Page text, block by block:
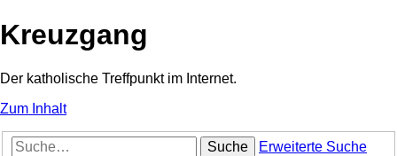
Kreuzgang
Der katholische Treffpunkt im Internet.
Zum Inhalt
Suche Erweiterte Suche